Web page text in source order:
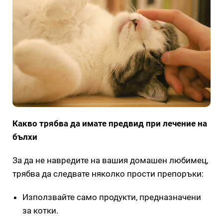
Какво трябва да имате предвид при лечение на
бълхи
За да не навредите на вашия домашен любимец,
трябва да следвате няколко прости препоръки:
Използвайте само продукти, предназначени
за котки.